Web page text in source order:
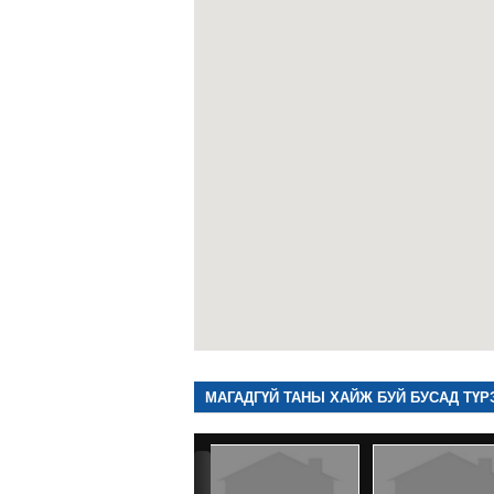
МАГАДГҮЙ ТАНЫ ХАЙЖ БУЙ БУСАД